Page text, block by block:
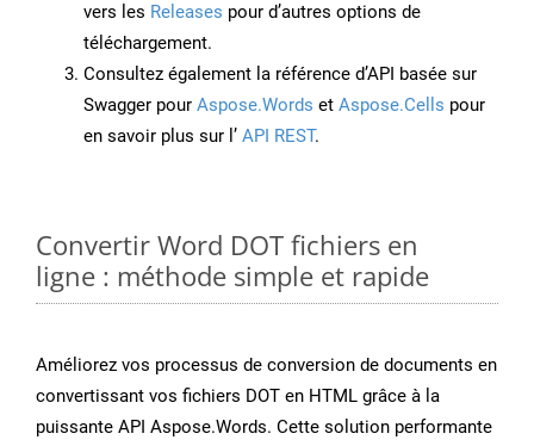
vers les Releases pour d’autres options de
téléchargement.
Consultez également la référence d’API basée sur
Swagger pour Aspose.Words et Aspose.Cells pour
en savoir plus sur l’ API REST.
Convertir Word DOT fichiers en
ligne : méthode simple et rapide
Améliorez vos processus de conversion de documents en
convertissant vos fichiers DOT en HTML grâce à la
puissante API Aspose.Words. Cette solution performante